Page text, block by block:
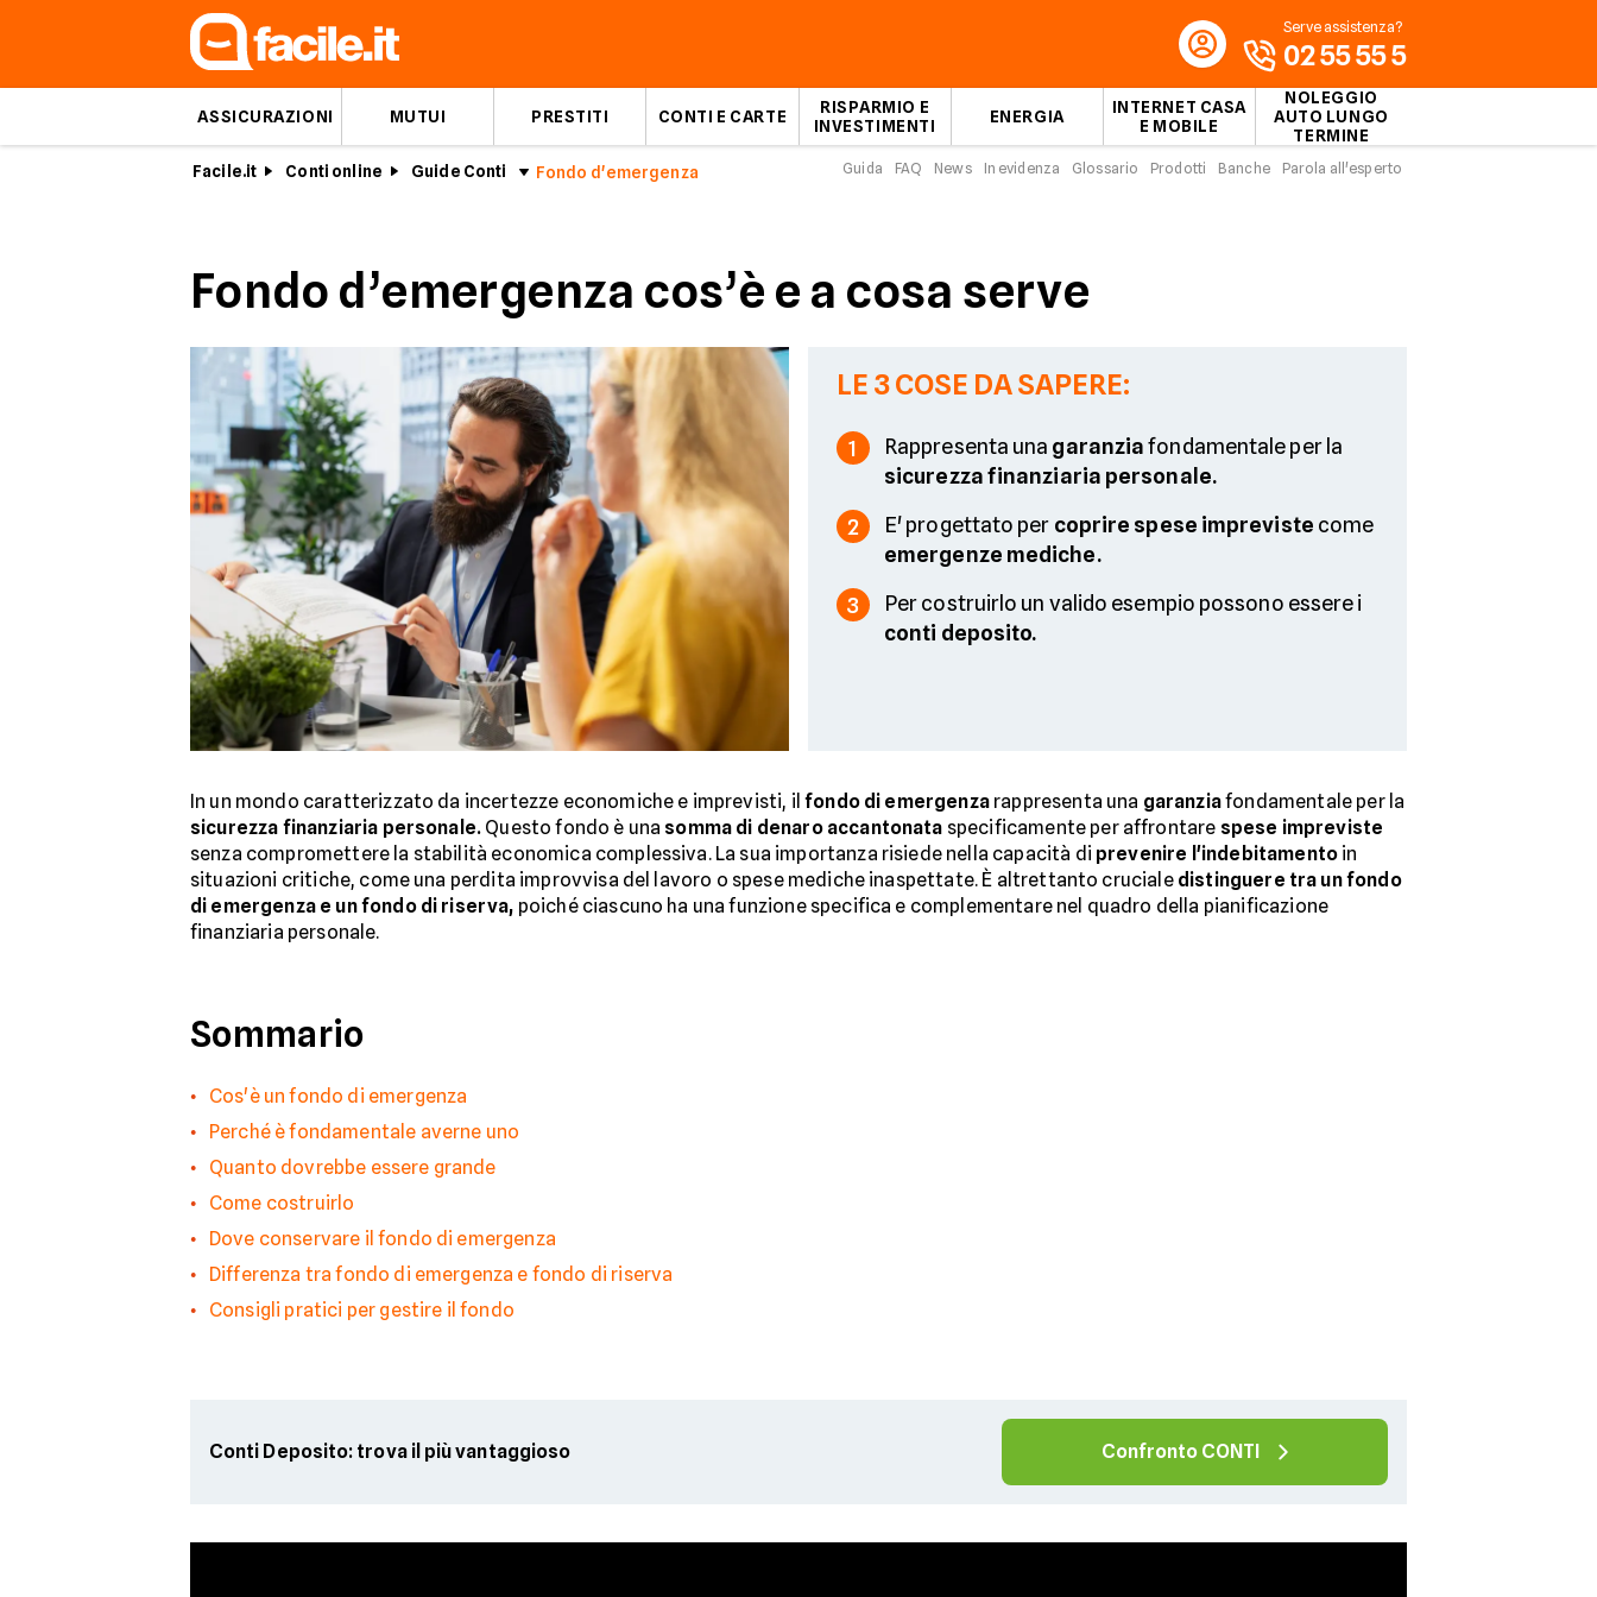
ASSICURAZIONI MUTUI PRESTITI CONTI E CARTE
RISPARMIO E
INVESTIMENTI
ENERGIA
INTERNET CASA
E MOBILE
NOLEGGIO
AUTO LUNGO
TERMINE
Serve assistenza?
02 55 55 5
Facile.it Conti online Guide Conti Fondo d'emergenza Guida FAQ News In evidenza Glossario Prodotti Banche Parola all'esperto
Fondo d’emergenza cos’è e a cosa serve
LE 3 COSE DA SAPERE:
1 Rappresenta una garanziafondamentale per la
sicurezza finanziaria personale.
2 E' progettato per coprire spese impreviste come
emergenze mediche.
3
Per costruirlo un valido esempio possono essere i
conti deposito.
In un mondo caratterizzato da incertezze economiche e imprevisti, ilfondo di emergenzarappresenta una garanziafondamentale per la
sicurezza finanziaria personale. Questo fondo è una somma di denaro accantonata specificamente per affrontare spese impreviste
senza compromettere la stabilità economica complessiva. La sua importanza risiede nella capacità di prevenire l'indebitamento in
situazioni critiche, come una perdita improvvisa del lavoro o spese mediche inaspettate. È altrettanto cruciale distinguere tra un fondo
di emergenza e un fondo di riserva, poiché ciascuno ha una funzione specifica e complementare nel quadro della pianificazione
finanziaria personale.
Sommario
Cos'è un fondo di emergenza
Perché è fondamentale averne uno
Quanto dovrebbe essere grande
Come costruirlo
Dove conservare il fondo di emergenza
Differenza tra fondo di emergenza e fondo di riserva
Consigli pratici per gestire il fondo
Conti Deposito: trova il più vantaggioso Confronto CONTI